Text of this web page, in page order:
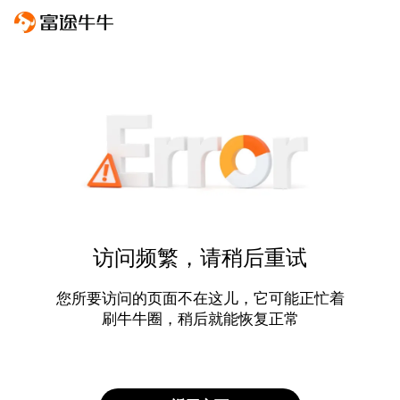
访问频繁，请稍后重试
您所要访问的页面不在这儿，它可能正忙着
刷牛牛圈，稍后就能恢复正常